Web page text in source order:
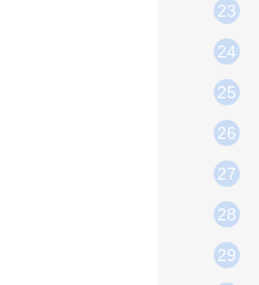
23
24
25
26
27
28
29